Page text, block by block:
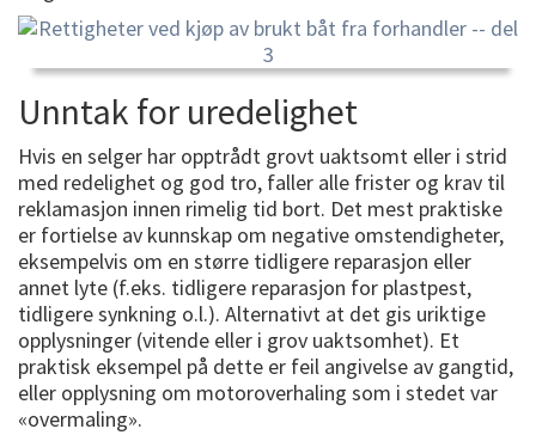
Unntak for uredelighet
Hvis en selger har opptrådt grovt uaktsomt eller i strid
med redelighet og god tro, faller alle frister og krav til
reklamasjon innen rimelig tid bort. Det mest praktiske
er fortielse av kunnskap om negative omstendigheter,
eksempelvis om en større tidligere reparasjon eller
annet lyte (f.eks. tidligere reparasjon for plastpest,
tidligere synkning o.l.). Alternativt at det gis uriktige
opplysninger (vitende eller i grov uaktsomhet). Et
praktisk eksempel på dette er feil angivelse av gangtid,
eller opplysning om motoroverhaling som i stedet var
«overmaling».